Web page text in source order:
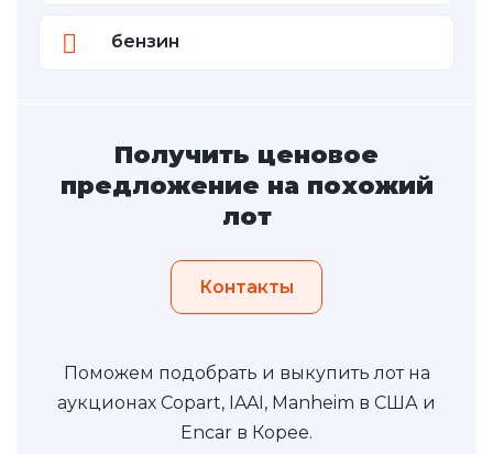
бензин
Получить ценовое
предложение на похожий
лот
Контакты
Поможем подобрать и выкупить лот на
аукционах Copart, IAAI, Manheim в США и
Encar в Корее.